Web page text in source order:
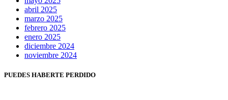
abril 2025
marzo 2025
febrero 2025
enero 2025
diciembre 2024
noviembre 2024
PUEDES HABERTE PERDIDO